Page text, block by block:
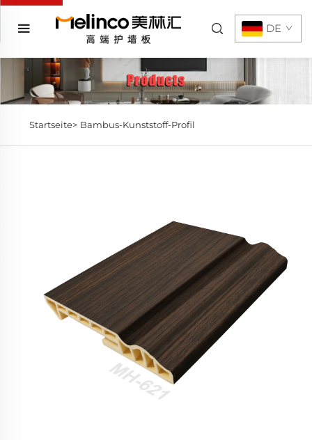
DE
Startseite> Bambus-Kunststoff-Profil